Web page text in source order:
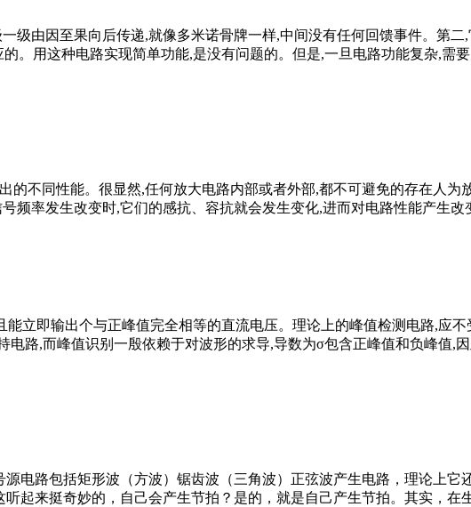
级由因至果向后传递,就像多米诺骨牌一样,中间没有任何回馈事件。第
的。用这种电路实现简单功能,是没有问题的。但是,一旦电路功能复杂,需
的不同性能。很显然,任何放大电路内部或者外部,都不可避免的存在人为
频率发生改变时,它们的感抗、容抗就会发生变化,进而对电路性能产生改
立即输出个与正峰值完全相等的直流电压。理论上的峰值检测电路,应
电路,而峰值识别一殷依赖于对波形的求导,导数为σ包含正峰值和负峰值,
电路包括矩形波（方波）锯齿波（三角波）正弦波产生电路，理论上
起来挺奇妙的，自己会产生节拍？是的，就是自己产生节拍。其实，在